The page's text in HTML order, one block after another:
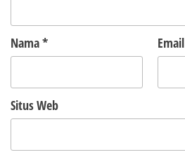
Nama* Email
Situs Web